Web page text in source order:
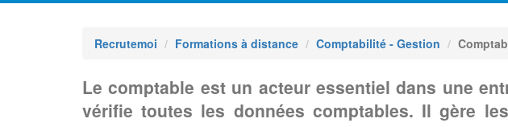
Recrutemoi Formations à distance Comptabilité - Gestion
Le comptable est un acteur essentiel dans une
vérifie toutes les données comptables. Il gère